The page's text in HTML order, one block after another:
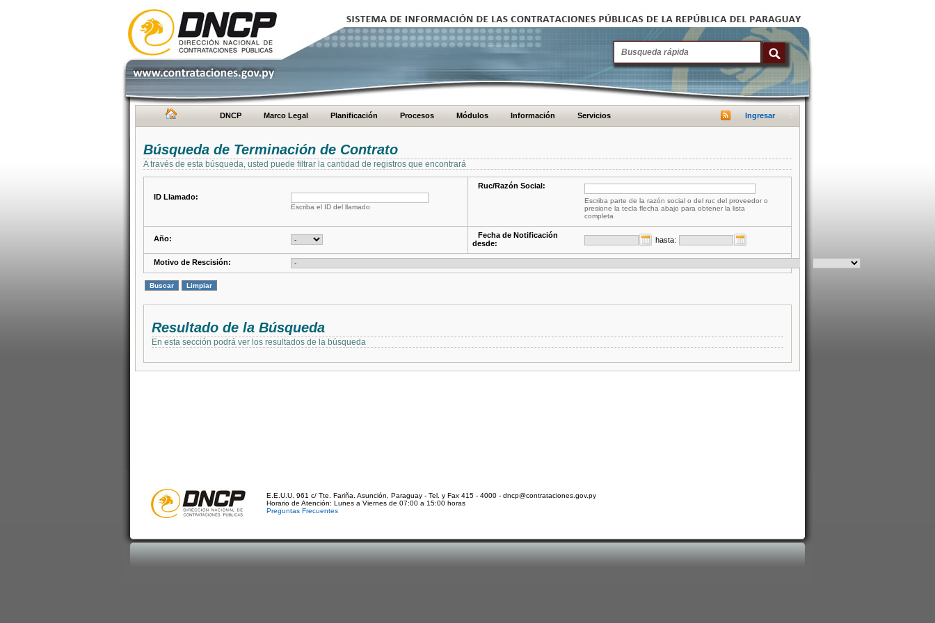
DNCP Marco Legal Planificación Procesos Módulos Información Servicios Ingresar
Búsqueda de Terminación de Contrato
A través de esta búsqueda, usted puede filtrar la cantidad de registros que encontrará
ID Llamado:
Escriba el ID del llamado
Ruc/Razón Social:
Escriba parte de la razón social o del ruc del proveedor o
presione la tecla flecha abajo para obtener la lista
completa
Año:
Fecha de Notificación
desde:
hasta:
Motivo de Rescisión:
Resultado de la Búsqueda
En esta sección podrá ver los resultados de la búsqueda
E.E.U.U. 961 c/ Tte. Fariña. Asunción, Paraguay - Tel. y Fax 415 - 4000 - dncp@contrataciones.gov.py
Horario de Atención: Lunes a Viernes de 07:00 a 15:00 horas
Preguntas Frecuentes